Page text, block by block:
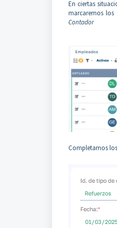
En ciertas
marcaremos
Contador
Completamos